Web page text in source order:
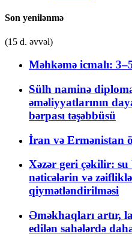
Son yenilənmə
(15 d. əvvəl)
Məhkəmə icmalı:
Sülh naminə
əməliyyatlarının
bərpası təşəbbüsü
İran və Ermənistan
Xəzər geri çəkilir:
nəticələrin və
qiymətləndirilməsi
Əməkhaqları artır,
edilən sahələrdə